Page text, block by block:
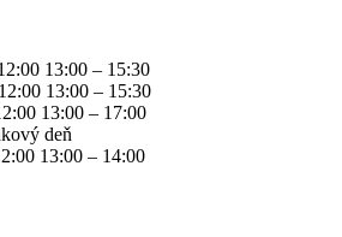
13:00 – 15:30
13:00 – 15:30
13:00 – 17:00
deň
13:00 – 14:00